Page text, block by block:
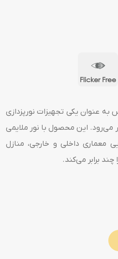
Flicker Free
۳ وات پولاکس به عنوان یکی تجهیزات نورپزدازی
می‌رود. این محصول با نور ملایمی
معماری داخلی و خارجی، منازل
برابر می‌کند.